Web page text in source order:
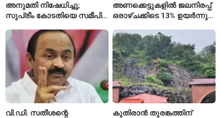
അനുമതി നിഷേധിച്ചു;
സുപ്രീം കോടതിയെ സമീപിച്ച്
അണക്കെട്ടുകളിൽ ജലനിരപ്പ്
ഒരാഴ്ചക്കിടെ 13% ഉയർന്നു;
ഇപ്പോഴും കുറവ്
വി.ഡി. സതീശന്റെ
കുതിരാൻ തുരങ്കത്തിന്